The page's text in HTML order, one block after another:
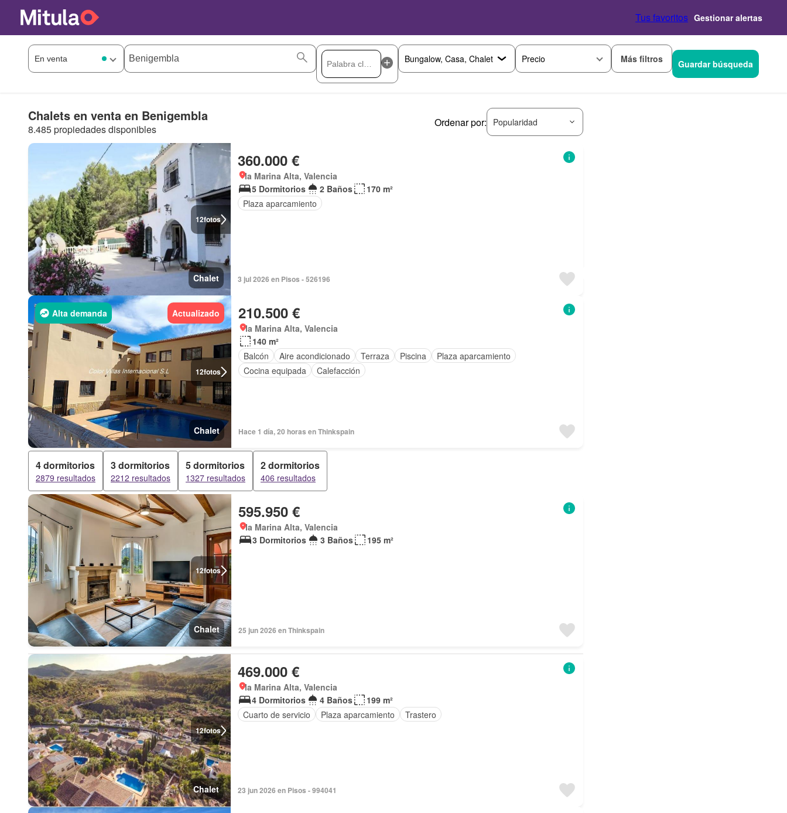
Tus favoritos Gestionar alertas
Precio Más filtros Guardar búsqueda
Chalets en venta en Benigembla
8.485 propiedades disponibles
Ordenar por: Popularidad
12fotos
Chalet
360.000 €
la Marina Alta, Valencia
5 Dormitorios
2 Baños
170 m²
Plaza aparcamiento
3 jul 2026 en Pisos - 526196
12fotos
Alta demanda Actualizado
Chalet
210.500 €
la Marina Alta, Valencia
140 m²
Balcón
Aire acondicionado Terraza Piscina
Plaza aparcamiento
Cocina equipada
Calefacción
Hace 1 día, 20 horas en Thinkspain
4 dormitorios
2879 resultados
3 dormitorios
2212 resultados
5 dormitorios
1327 resultados
2 dormitorios
406 resultados
12fotos
Chalet
595.950 €
la Marina Alta, Valencia
3 Dormitorios
3 Baños 195 m²
25 jun 2026 en Thinkspain
12fotos
Chalet
469.000 €
la Marina Alta, Valencia
4 Dormitorios
4 Baños
199 m²
Cuarto de servicio
Plaza aparcamiento Trastero
23 jun 2026 en Pisos - 994041